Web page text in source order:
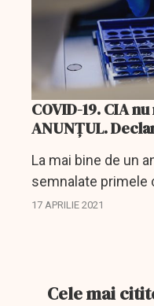
COVID-19. CIA
ANUNȚUL.
La mai bine de un
semnalate primele
nu se știe precis de
17 APRILIE 2021
Cele mai